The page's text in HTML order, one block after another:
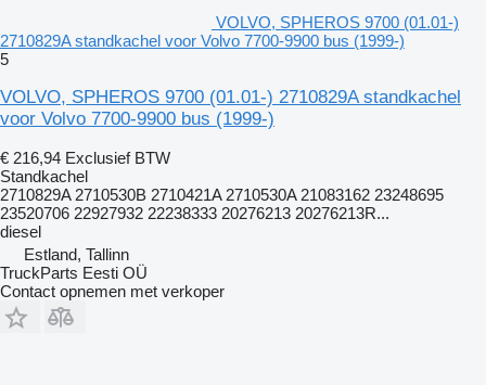
VOLVO, SPHEROS 9700 (01.01-)
2710829A standkachel voor Volvo 7700-9900 bus (1999-)
5
VOLVO, SPHEROS 9700 (01.01-) 2710829A standkachel
voor Volvo 7700-9900 bus (1999-)
€ 216,94 Exclusief BTW
Standkachel
2710829A 2710530B 2710421A 2710530A 21083162 23248695
23520706 22927932 22238333 20276213 20276213R...
diesel
Estland, Tallinn
TruckParts Eesti OÜ
Contact opnemen met verkoper